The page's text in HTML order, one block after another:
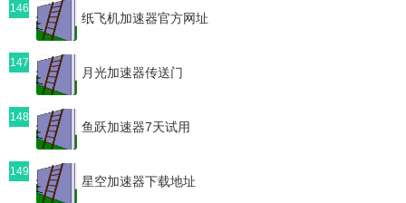
146
纸飞机加速器官方网址
147
月光加速器传送门
148
鱼跃加速器7天试用
149
星空加速器下载地址